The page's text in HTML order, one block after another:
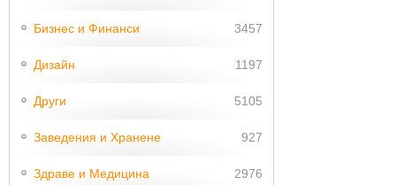
Бизнес и Финанси 3457
Дизайн 1197
Други 5105
Заведения и Хранене 927
Здраве и Медицина 2976